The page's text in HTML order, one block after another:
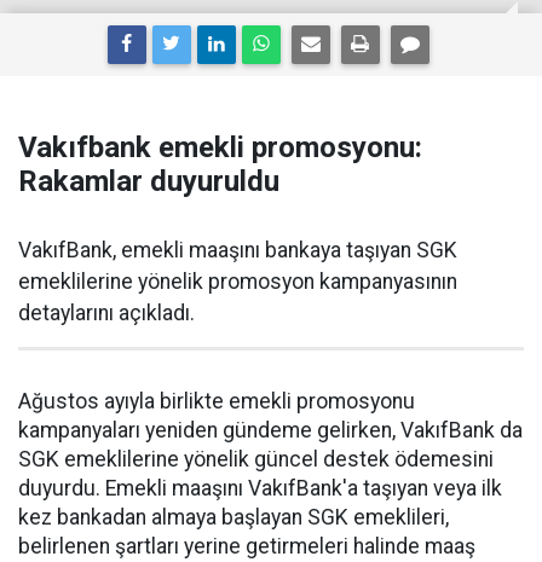
Vakıfbank emekli promosyonu:
Rakamlar duyuruldu
VakıfBank, emekli maaşını bankaya taşıyan SGK
emeklilerine yönelik promosyon kampanyasının
detaylarını açıkladı.
Ağustos ayıyla birlikte emekli promosyonu
kampanyaları yeniden gündeme gelirken, VakıfBank da
SGK emeklilerine yönelik güncel destek ödemesini
duyurdu. Emekli maaşını VakıfBank'a taşıyan veya ilk
kez bankadan almaya başlayan SGK emeklileri,
belirlenen şartları yerine getirmeleri halinde maaş